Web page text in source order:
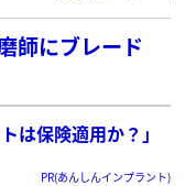
師にブレード
は保険適用か？」
PR(あんしんインプラント)